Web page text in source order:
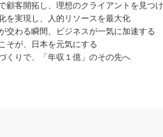
顧客開拓し、理想のクライアントを見つ
を実現し、人的リソースを最大化
交わる瞬間、ビジネスが一気に加速する
そが、日本を元気にする
くりで、「年収１億」のその先へ